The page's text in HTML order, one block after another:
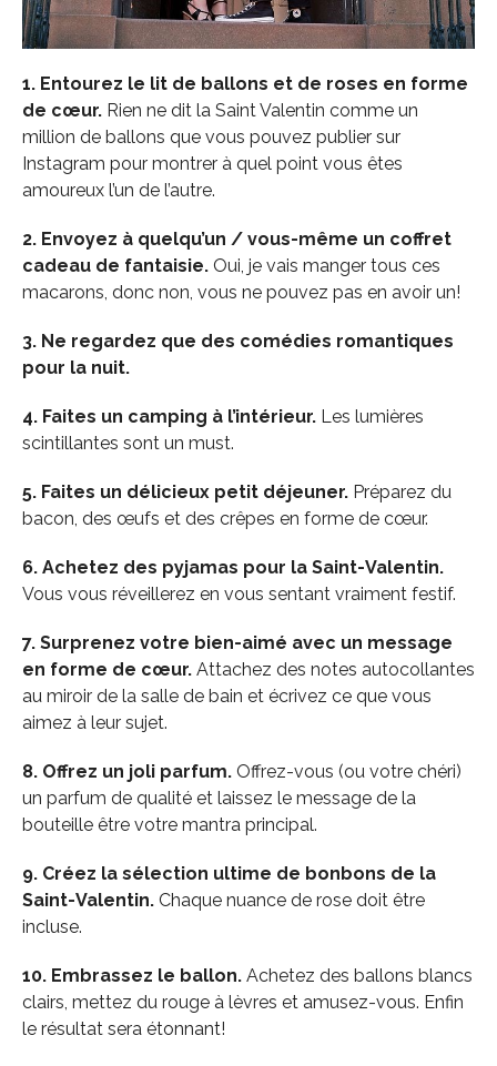
1. Entourez le lit de ballons et de roses en forme
de cœur.Rien ne dit la Saint Valentin comme un
million de ballons que vous pouvez publier sur
Instagram pour montrer à quel point vous êtes
amoureux l’un de l’autre.
2. Envoyez à quelqu’un / vous-même un coffret
cadeau de fantaisie.Oui, je vais manger tous ces
macarons, donc non, vous ne pouvez pas en avoir un!
3. Ne regardez que des comédies romantiques
pour la nuit.
4. Faites un camping à l’intérieur.Les lumières
scintillantes sont un must.
5. Faites un délicieux petit déjeuner.Préparez du
bacon, des œufs et des crêpes en forme de cœur.
6. Achetez des pyjamas pour la Saint-Valentin.
Vous vous réveillerez en vous sentant vraiment festif.
7. Surprenez votre bien-aimé avec un message
en forme de cœur.Attachez des notes autocollantes
au miroir de la salle de bain et écrivez ce que vous
aimez à leur sujet.
8. Offrez un joli parfum.Offrez-vous (ou votre chéri)
un parfum de qualité et laissez le message de la
bouteille être votre mantra principal.
9. Créez la sélection ultime de bonbons de la
Saint-Valentin.Chaque nuance de rose doit être
incluse.
10. Embrassez le ballon.Achetez des ballons blancs
clairs, mettez du rouge à lèvres et amusez-vous. Enfin
le résultat sera étonnant!